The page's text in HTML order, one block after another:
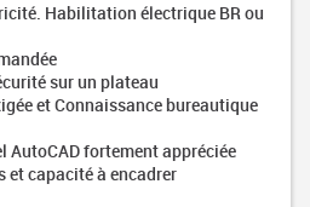
Habilitation électrique BR ou
sur un plateau
et Connaissance bureautique
AutoCAD fortement appréciée
et capacité à encadrer